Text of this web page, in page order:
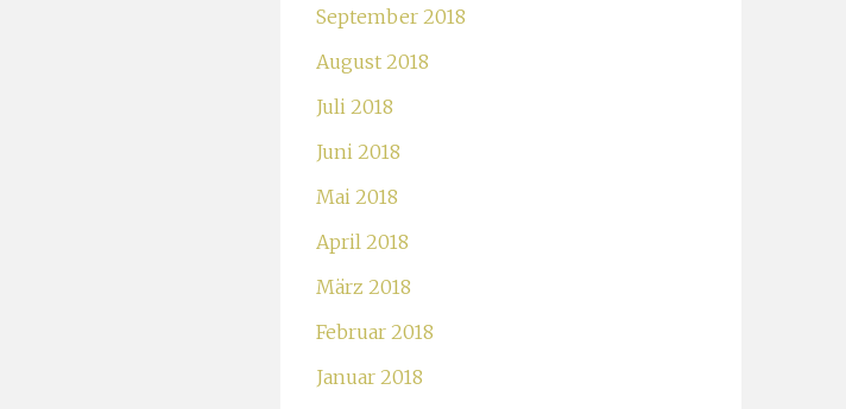
September 2018
August 2018
Juli 2018
Juni 2018
Mai 2018
April 2018
März 2018
Februar 2018
Januar 2018